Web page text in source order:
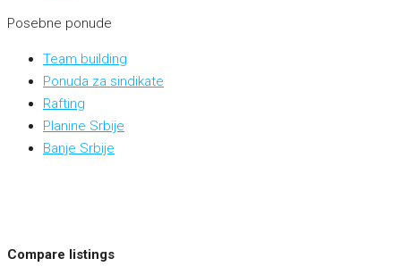
Posebne ponude
Team building
Ponuda za sindikate
Rafting
Planine Srbije
Banje Srbije
Compare listings